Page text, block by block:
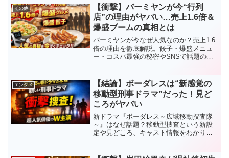
る理由とは？
その他
【衝撃】バーミヤンが今“行列
店”の理由がヤバい…売上1.6倍＆
爆盛ブームの真相とは
バーミヤンが今なぜ人気なのか？売上1.6
倍の理由を徹底解説。餃子・爆盛メニュ
ー・コスパ最強の秘密やSNSで話題の真
エンタメ
【結論】ボーダレスは“新感覚の
移動型刑事ドラマ”だった！見ど
ころがヤバい
新ドラマ『ボーダレス～広域移動捜査隊
～』はなぜ話題？移動型捜査という新設
定や見どころ、キャスト情報をわかりや